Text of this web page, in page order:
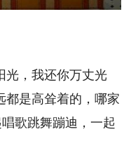
光，我还你万丈光
都是高耸着的，哪家
歌跳舞蹦迪，一起